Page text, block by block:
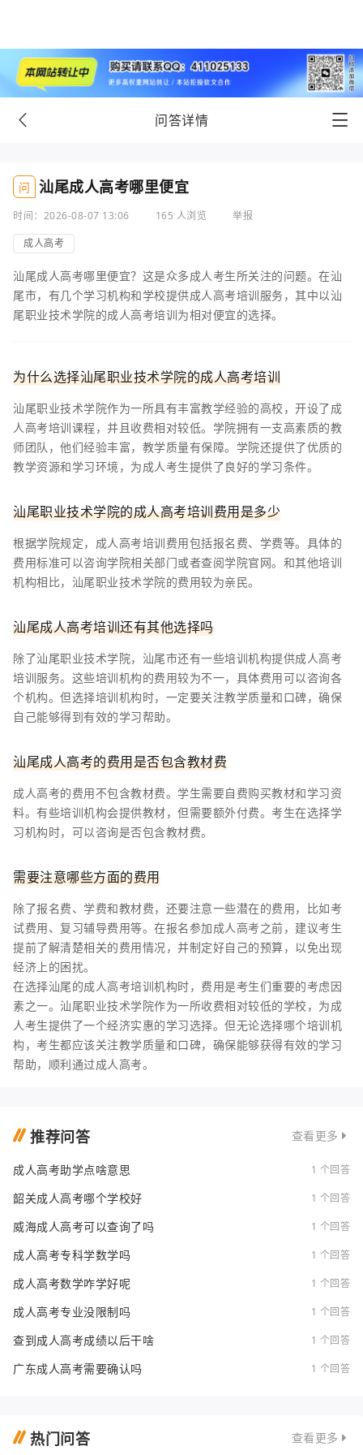
问答详情
问 汕尾成人高考哪里便宜
时间：2026-08-07 13:06 165 人浏览
举报
成人高考
汕尾成人高考哪里便宜？这是众多成人考生所关注的问题。在汕
尾市，有几个学习机构和学校提供成人高考培训服务，其中以汕
尾职业技术学院的成人高考培训为相对便宜的选择。
为什么选择汕尾职业技术学院的成人高考培训
汕尾职业技术学院作为一所具有丰富教学经验的高校，开设了成
人高考培训课程，并且收费相对较低。学院拥有一支高素质的教
师团队，他们经验丰富，教学质量有保障。学院还提供了优质的
教学资源和学习环境，为成人考生提供了良好的学习条件。
汕尾职业技术学院的成人高考培训费用是多少
根据学院规定，成人高考培训费用包括报名费、学费等。具体的
费用标准可以咨询学院相关部门或者查阅学院官网。和其他培训
机构相比，汕尾职业技术学院的费用较为亲民。
汕尾成人高考培训还有其他选择吗
除了汕尾职业技术学院，汕尾市还有一些培训机构提供成人高考
培训服务。这些培训机构的费用较为不一，具体费用可以咨询各
个机构。但选择培训机构时，一定要关注教学质量和口碑，确保
自己能够得到有效的学习帮助。
汕尾成人高考的费用是否包含教材费
成人高考的费用不包含教材费。学生需要自费购买教材和学习资
料。有些培训机构会提供教材，但需要额外付费。考生在选择学
习机构时，可以咨询是否包含教材费。
需要注意哪些方面的费用
除了报名费、学费和教材费，还要注意一些潜在的费用，比如考
试费用、复习辅导费用等。在报名参加成人高考之前，建议考生
提前了解清楚相关的费用情况，并制定好自己的预算，以免出现
经济上的困扰。
在选择汕尾的成人高考培训机构时，费用是考生们重要的考虑因
素之一。汕尾职业技术学院作为一所收费相对较低的学校，为成
人考生提供了一个经济实惠的学习选择。但无论选择哪个培训机
构，考生都应该关注教学质量和口碑，确保能够获得有效的学习
帮助，顺利通过成人高考。
推荐问答 查看更多
成人高考助学点啥意思 1 个回答
韶关成人高考哪个学校好 1 个回答
威海成人高考可以查询了吗 1 个回答
成人高考专科学数学吗 1 个回答
成人高考数学咋学好呢 1 个回答
成人高考专业没限制吗 1 个回答
查到成人高考成绩以后干啥 1 个回答
广东成人高考需要确认吗 1 个回答
热门问答 查看更多